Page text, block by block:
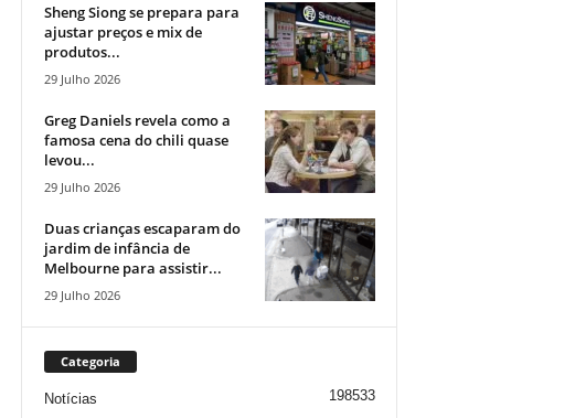
Sheng Siong se prepara para
ajustar preços e mix de
produtos...
29 Julho 2026
Greg Daniels revela como a
famosa cena do chili quase
levou...
29 Julho 2026
Duas crianças escaparam do
jardim de infância de
Melbourne para assistir...
29 Julho 2026
Categoria
Notícias 198533